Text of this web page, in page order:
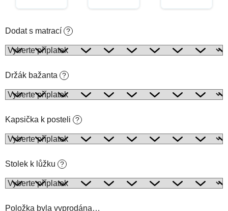
Dodat s matrací ?
Držák bažanta ?
Kapsička k posteli ?
Stolek k lůžku ?
Položka byla vyprodána…